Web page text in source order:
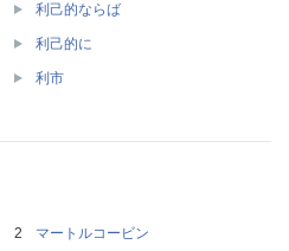
利己的ならば
利己的に
利市
マートルコービン